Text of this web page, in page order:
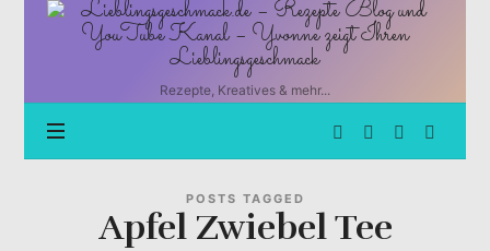
Lieblingsgeschmack.de
Rezepte
und
YouTube
Kanal
Rezepte, Kreatives & mehr...
POSTS TAGGED
Apfel Zwiebel Tee